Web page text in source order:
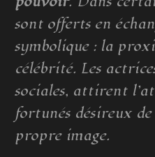
sont offerts en
symbolique : la
célébrité. Les
sociales, attirent
fortunés désireux
propre image.